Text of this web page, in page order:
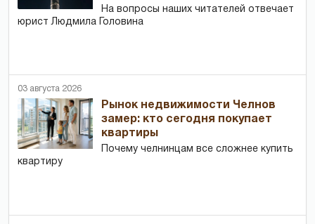
На вопросы наших читателей отвечает
юрист Людмила Головина
03 августа 2026
Рынок недвижимости Челнов
замер: кто сегодня покупает
квартиры
Почему челнинцам все сложнее купить
квартиру